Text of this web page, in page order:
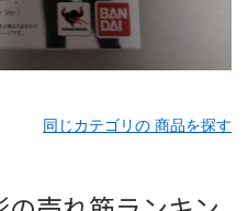
同じカテゴリの 商品を探す